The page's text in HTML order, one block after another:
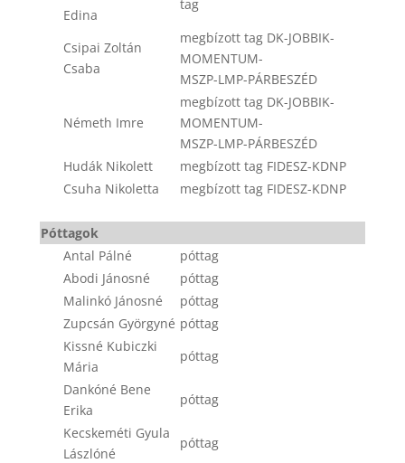
Edina
tag
Csipai Zoltán
Csaba
megbízott tag DK-JOBBIK-
MOMENTUM-
MSZP-LMP-PÁRBESZÉD
Németh Imre
megbízott tag DK-JOBBIK-
MOMENTUM-
MSZP-LMP-PÁRBESZÉD
Hudák Nikolett
megbízott tag FIDESZ-KDNP
Csuha Nikoletta
megbízott tag FIDESZ-KDNP
Póttagok
Antal Pálné
póttag
Abodi Jánosné
póttag
Malinkó Jánosné
póttag
Zupcsán Györgyné póttag
Kissné Kubiczki
Mária
póttag
Dankóné Bene
Erika
póttag
Kecskeméti Gyula
Lászlóné
póttag